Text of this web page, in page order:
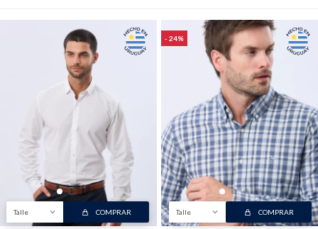
Talle COMPRAR
24
Talle COMPRAR
Chalecos
Canguros Jeans